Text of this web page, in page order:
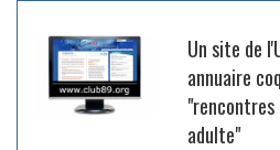
Un site de
annuaire
adulte"